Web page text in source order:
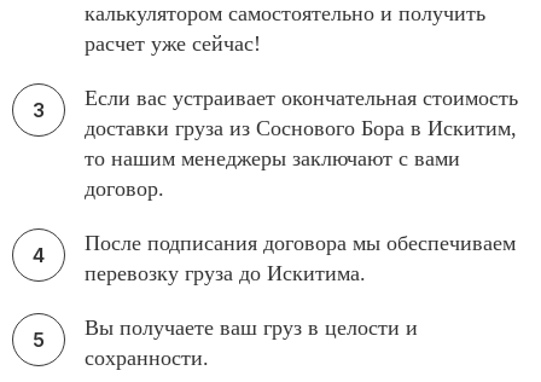
калькулятором самостоятельно и получить
расчет уже сейчас!
Если вас устраивает окончательная стоимость
доставки груза из Соснового Бора в Искитим,
то нашим менеджеры заключают с вами
договор.
После подписания договора мы обеспечиваем
перевозку груза до Искитима.
Вы получаете ваш груз в целости и
сохранности.